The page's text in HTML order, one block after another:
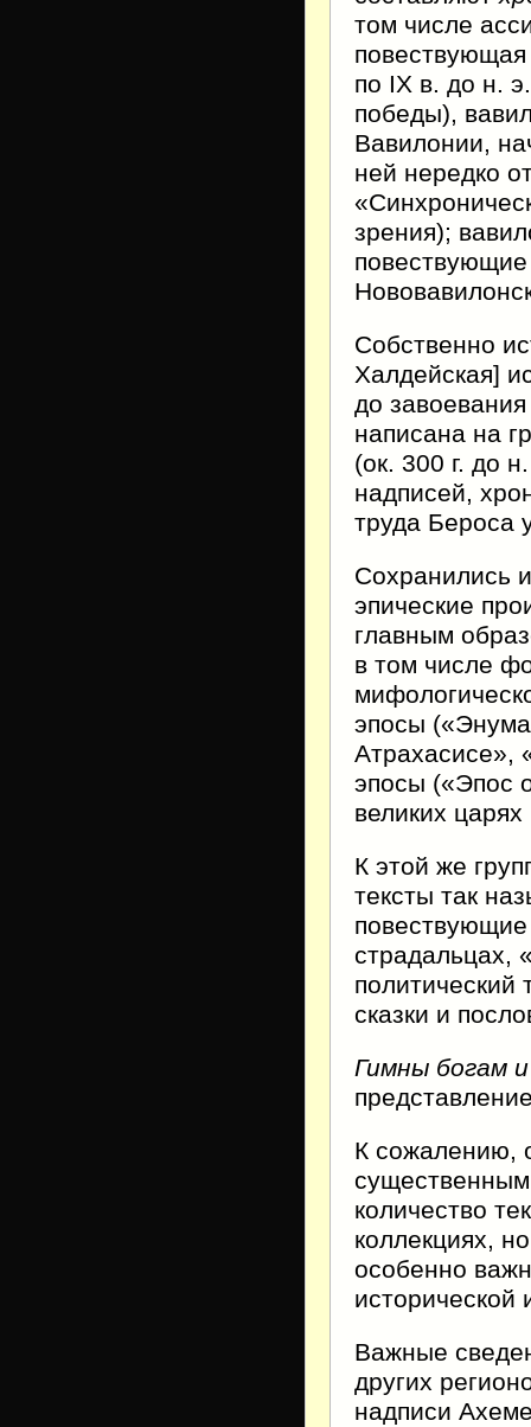
том числе
по IX в. до н.
победы),
Вавилонии,
ней нередко
зрения);
Собственно
Халдейская]
до
написана на
(ок. 300 г. до
надписей,
труда Бероса
Сохранились
эпические
главным
в том числе
эпосы
Атрахасисе»,
эпосы («Эпос
великих
К этой же
тексты так
страдальцах,
политический
сказки и
Гимны богам
К сожалению,
количество
коллекциях,
особенно
Важные
других
надписи